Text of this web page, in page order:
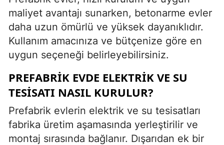
maliyet avantajı sunarken, betonarme evler
daha uzun ömürlü ve yüksek dayanıklıdır.
Kullanım amacınıza ve bütçenize göre en
uygun seçeneği belirleyebilirsiniz.
PREFABRIK EVDE ELEKTRIK VE SU
TESISATI NASIL KURULUR?
Prefabrik evlerin elektrik ve su tesisatları
fabrika üretim aşamasında yerleştirilir ve
montaj sırasında bağlanır. Dışarıdan ek bir